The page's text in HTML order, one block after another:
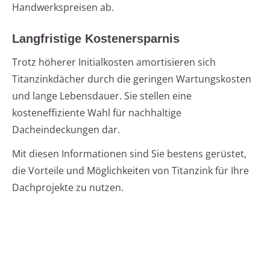
Handwerkspreisen ab.
Langfristige Kostenersparnis
Trotz höherer Initialkosten amortisieren sich
Titanzinkdächer durch die geringen Wartungskosten
und lange Lebensdauer. Sie stellen eine
kosteneffiziente Wahl für nachhaltige
Dacheindeckungen dar.
Mit diesen Informationen sind Sie bestens gerüstet,
die Vorteile und Möglichkeiten von Titanzink für Ihre
Dachprojekte zu nutzen.